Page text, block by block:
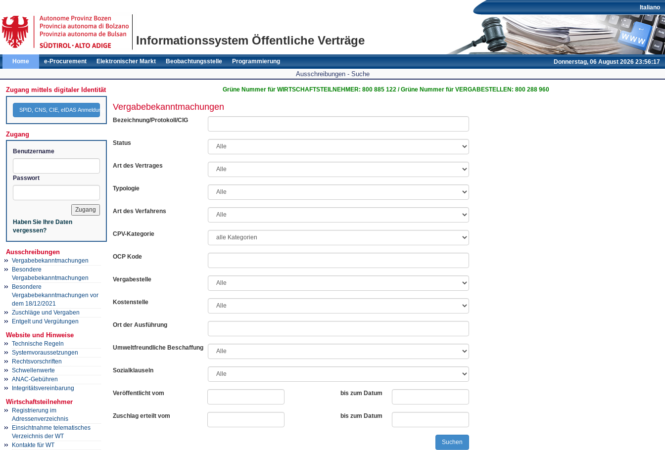
Informationssystem Öffentliche Verträge
Italiano
Donnerstag, 06 August 2026 23:56:18
Home e-Procurement Elektronischer Markt Beobachtungsstelle Programmierung
Ausschreibungen - Suche
Zugang mittels digitaler Identität
SPID, CNS, CIE, eIDAS Anmeldung
Zugang
Benutzername
Passwort
Haben Sie Ihre Daten
vergessen?
Ausschreibungen
Vergabebekanntmachungen
Besondere
Vergabebekanntmachungen
Besondere
Vergabebekanntmachungen vor
dem 18/12/2021
Zuschläge und Vergaben
Entgelt und Vergütungen
Website und Hinweise
Technische Regeln
Systemvoraussetzungen
Rechtsvorschriften
Schwellenwerte
ANAC-Gebühren
Integritätsvereinbarung
Wirtschaftsteilnehmer
Registrierung im
Adressenverzeichnis
Einsichtnahme telematisches
Verzeichnis der WT
Kontakte für WT
Grüne Nummer für WIRTSCHAFTSTEILNEHMER: 800 885 122 / Grüne Nummer für VERGABESTELLEN: 800 288 960
Vergabebekanntmachungen
Bezeichnung/Protokoll/CIG
Status
Art des Vertrages
Typologie
Art des Verfahrens
CPV-Kategorie
OCP Kode
Vergabestelle
Kostenstelle
Ort der Ausführung
Umweltfreundliche Beschaffung
Sozialklauseln
Veröffentlicht vom bis zum Datum
Zuschlag erteilt vom bis zum Datum